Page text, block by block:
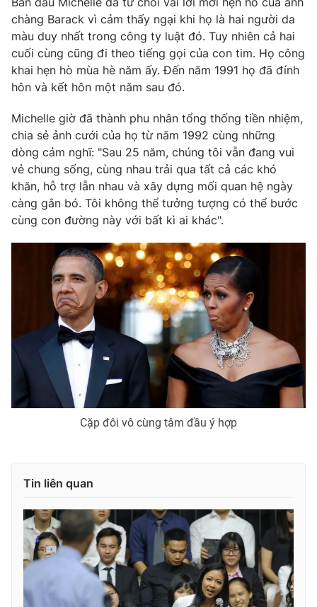
chàng Barack vì cảm thấy ngại khi họ là hai người da
màu duy nhất trong công ty luật đó. Tuy nhiên cả hai
cuối cùng cũng đi theo tiếng gọi của con tim. Họ công
khai hẹn hò mùa hè năm ấy. Đến năm 1991 họ đã đính
hôn và kết hôn một năm sau đó.
Michelle giờ đã thành phu nhân tổng thống tiền nhiệm,
chia sẻ ảnh cưới của họ từ năm 1992 cùng những
dòng cảm nghĩ: "Sau 25 năm, chúng tôi vẫn đang vui
vẻ chung sống, cùng nhau trải qua tất cả các khó
khăn, hỗ trợ lẫn nhau và xây dựng mối quan hệ ngày
càng gắn bó. Tôi không thể tưởng tượng có thể bước
cùng con đường này với bất kì ai khác".
Cặp đôi vô cùng tâm đầu ý hợp
Tin liên quan